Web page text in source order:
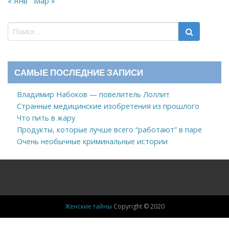
САМЫЕ ПОСЛЕДНИЕ ЗАПИСИ
Владимир Набоков — повелитель Лоллит
Странные медицинские изобретения из прошлого
Что пить в жару
Продукты, которые лучше всего “работают” в паре
Очень необычные криминальные истории
Женские тайны Copyright © 2020
Новости Знаменитости, ЖЗЛ Здоровье Дом Мода